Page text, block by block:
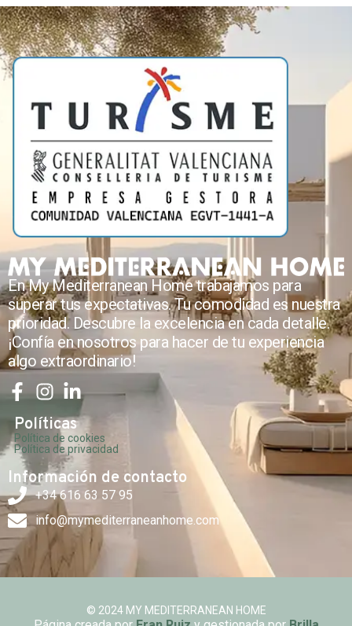
En My Mediterranean Home trabajamos para
superar tus expectativas. Tu comodidad es nuestra
prioridad. Descubre la excelencia en cada detalle.
¡Confía en nosotros para hacer de tu experiencia
algo extraordinario!
Políticas
Política de cookies
Política de privacidad
Información de contacto
+34 616 63 57 95
info@mymediterraneanhome.com
© 2024 MY MEDITERRANEAN HOME